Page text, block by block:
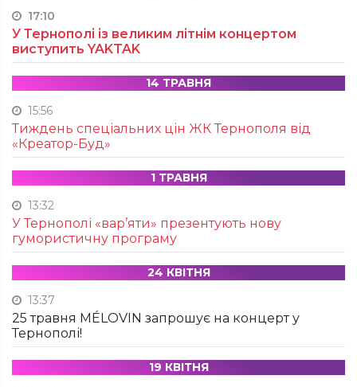
17:10
У Тернополі із великим літнім концертом
виступить YAKTAK
14 ТРАВНЯ
15:56
Тиждень спеціальних цін ЖК Тернополя від
«Креатор-Буд»
1 ТРАВНЯ
13:32
У Тернополі «вар’яти» презентують нову
гумористичну програму
24 КВІТНЯ
13:37
25 травня MÉLOVIN запрошує на концерт у
Тернополі!
19 КВІТНЯ